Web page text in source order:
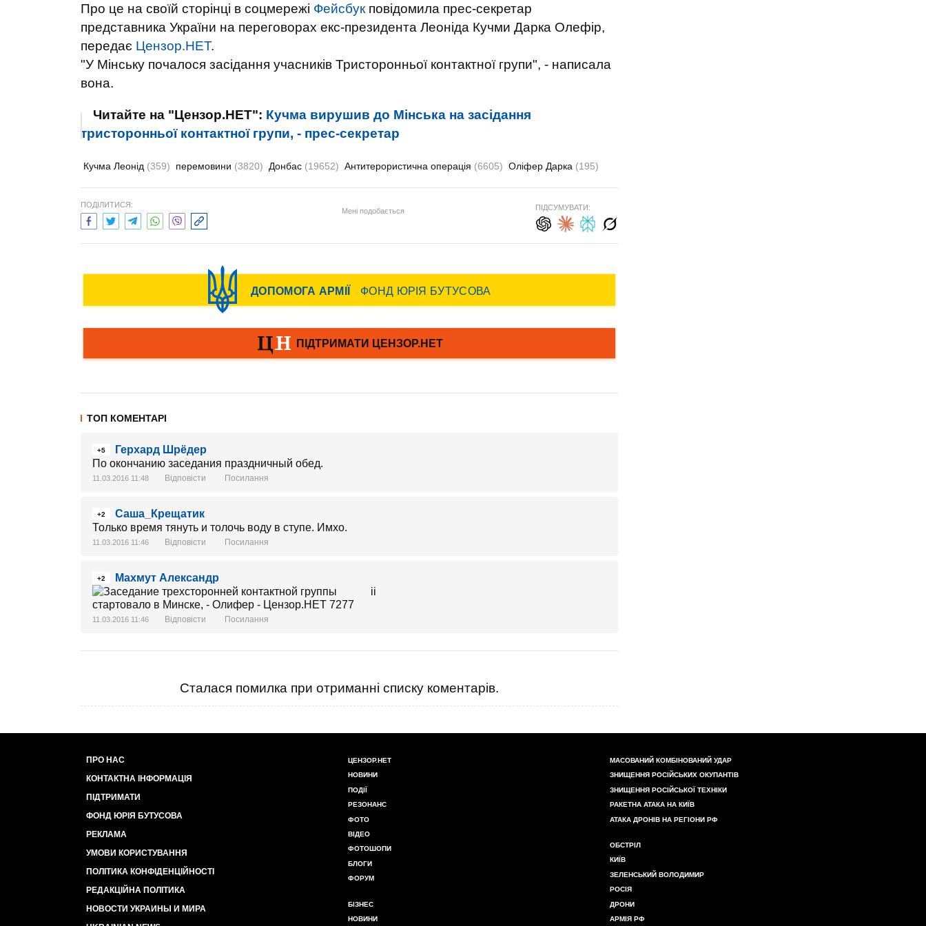
Про це на своїй сторінці в соцмережі Фейсбук повідомила прес-секретар
представника України на переговорах екс-президента Леоніда Кучми Дарка Олефір,
передає Цензор.НЕТ.
"У Мінську почалося засідання учасників Тристоронньої контактної групи", - написала
вона.
Читайте на "Цензор.НЕТ": Кучма вирушив до Мінська на засідання
тристоронньої контактної групи, - прес-секретар
Кучма Леонід (359) перемовини (3820) Донбас (19652) Антитерористична операція (6605) Оліфер Дарка (195)
ПОДІЛИТИСЯ:
Мені подобається ПІДСУМУВАТИ:
ТОП КОМЕНТАРІ
+5
Герхард Шрёдер
По окончанию заседания праздничный обед.
11.03.2016 11:48 Відповісти Посилання
+2
Саша_Крещатик
Только время тянуть и толочь воду в ступе. Имхо.
11.03.2016 11:46 Відповісти Посилання
+2
Махмут Александр
ii
11.03.2016 11:46 Відповісти Посилання
Сталася помилка при отриманні списку коментарів.
ПРО НАС
КОНТАКТНА ІНФОРМАЦІЯ
ПІДТРИМАТИ
ФОНД ЮРІЯ БУТУСОВА
РЕКЛАМА
УМОВИ КОРИСТУВАННЯ
ПОЛІТИКА КОНФІДЕНЦІЙНОСТІ
РЕДАКЦІЙНА ПОЛІТИКА
НОВОСТИ УКРАИНЫ И МИРА
ЦЕНЗОР.НЕТ
НОВИНИ
ПОДІЇ
РЕЗОНАНС
ФОТО
ВІДЕО
ФОТОШОПИ
БЛОГИ
ФОРУМ
БІЗНЕС
НОВИНИ
МАСОВАНИЙ КОМБІНОВАНИЙ УДАР
ЗНИЩЕННЯ РОСІЙСЬКИХ ОКУПАНТІВ
ЗНИЩЕННЯ РОСІЙСЬКОЇ ТЕХНІКИ
РАКЕТНА АТАКА НА КИЇВ
АТАКА ДРОНІВ НА РЕГІОНИ РФ
ОБСТРІЛ
КИЇВ
ЗЕЛЕНСЬКИЙ ВОЛОДИМИР
РОСІЯ
ДРОНИ
АРМІЯ РФ